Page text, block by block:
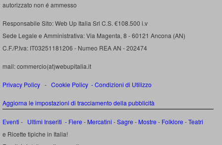
autorizzato non é ammesso
Responsabile Sito: Web Up Italia Srl C.S. €108.500 i.v
Sede Legale e Amministrativa: Via Magenta, 8 - 60121 Ancona (AN)
C.F./P.Iva: IT03251181206 - Numeo REA AN - 202474
mail: commercio(at)webupitalia.it
Privacy Policy - Cookie Policy -Condizioni di Utilizzo
Aggiorna le impostazioni di tracciamento della pubblicità
Eventi - Ultimi Inseriti - Fiere - Mercatini -Sagre - Mostre - Folklore -Teatri
e Ricette tipiche in Italia!